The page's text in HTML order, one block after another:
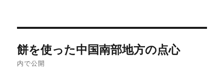
稿
餅を使った中国南部地方の点心
内で公開